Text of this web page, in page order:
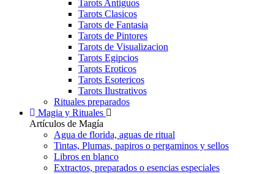
Tarots Antiguos
Tarots Clasicos
Tarots de Fantasia
Tarots de Pintores
Tarots de Visualizacion
Tarots Egipcios
Tarots Eroticos
Tarots Esotericos
Tarots Ilustrativos
Rituales preparados
Magia y Rituales
Artículos de Magía
Agua de florida, aguas de ritual
Tintas, Plumas, papiros o pergaminos y sellos
Libros en blanco
Extractos, preparados o esencias especiales